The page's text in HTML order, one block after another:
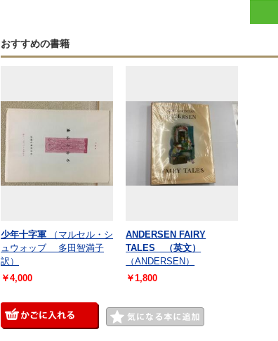
おすすめの書籍
少年十字軍
（マルセル・シ
ュウォッブ 多田智満子
訳）
￥4,000
ANDERSEN FAIRY
TALES （英文）
（ANDERSEN）
￥1,800